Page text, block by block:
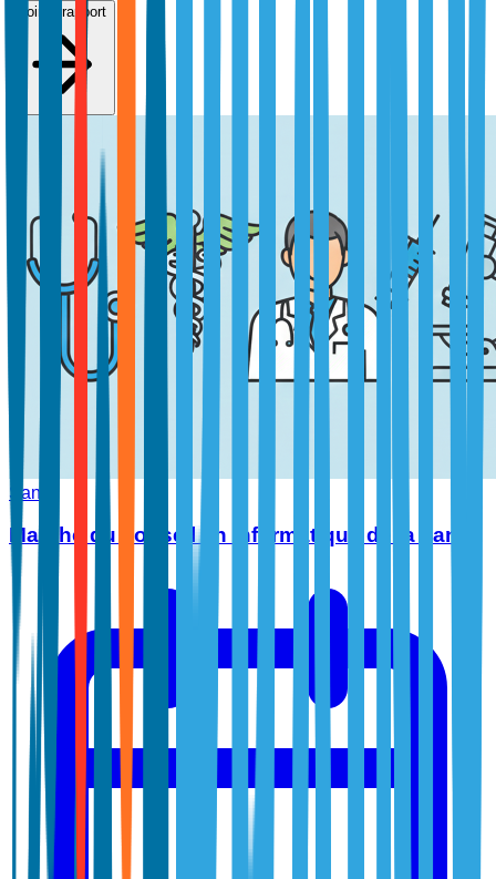
Voir le rapport
Santé
Marché du conseil en informatique de la santé